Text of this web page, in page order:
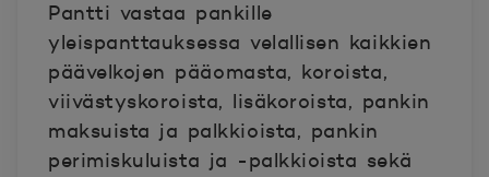
Pantti vastaa pankille
yleispanttauksessa velallisen kaikkien
päävelkojen pääomasta, koroista,
viivästyskoroista, lisäkoroista, pankin
maksuista ja palkkioista, pankin
perimiskuluista ja -palkkioista sekä